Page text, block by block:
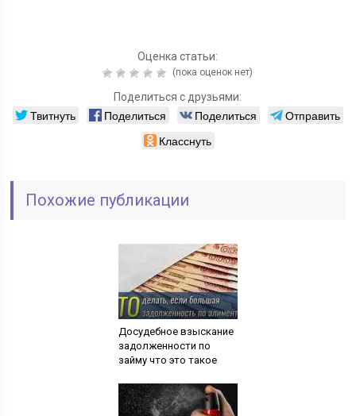
Оценка статьи:
(пока оценок нет)
Поделиться с друзьями:
Твитнуть Поделиться Поделиться
Отправить
Класснуть
Похожие публикации
Досудебное взыскание
задолженности по
займу что это такое